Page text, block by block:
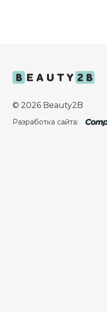
© 2026 Beauty2B
Разработка сайта: